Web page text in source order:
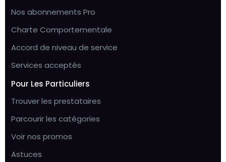
Nos abonnements Pro
Charte Comportementale
Accord de niveau de service
Services acceptés
Pour Les Particuliers
Trouver les prestataires
Parcourir les catégories
Voir nos promos
Astuces